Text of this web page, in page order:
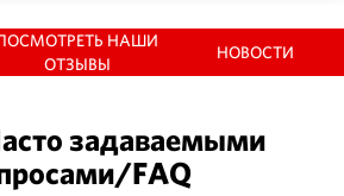
НАШИ
ОТЗЫВЫ
НОВОСТИ
задаваемыми
FAQ